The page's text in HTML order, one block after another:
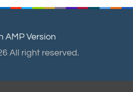
AMP Version
All right reserved.